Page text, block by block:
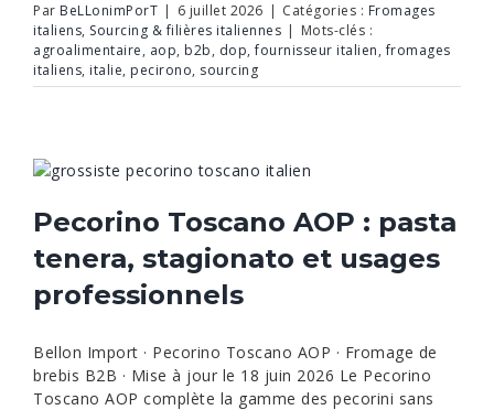
Par BeLLonimPorT | 6 juillet 2026 | Catégories : Fromages
italiens, Sourcing & filières italiennes | Mots-clés :
agroalimentaire, aop, b2b, dop,fournisseur italien,fromages
italiens, italie, pecirono, sourcing
Pecorino Toscano AOP : pasta
tenera, stagionato et usages
professionnels
Bellon Import · Pecorino Toscano AOP · Fromage de
brebis B2B · Mise à jour le 18 juin 2026 Le Pecorino
Toscano AOP complète la gamme des pecorini sans